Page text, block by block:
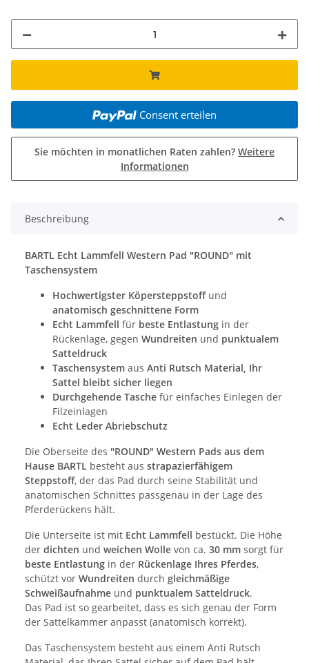
Consent erteilen
Sie möchten in monatlichen Raten zahlen? Weitere
Informationen
Beschreibung
BARTL Echt Lammfell Western Pad "ROUND" mit
Taschensystem
Hochwertigster Köpersteppstoffund
anatomisch geschnittene Form
Echt Lammfell für beste Entlastung in der
Rückenlage, gegen Wundreiten und punktualem
Satteldruck
Taschensystem aus Anti Rutsch Material, Ihr
Sattel bleibt sicher liegen
Durchgehende Tasche für einfaches Einlegen der
Filzeinlagen
Echt Leder Abriebschutz
Die Oberseite des "ROUND" Western Pads aus dem
Hause BARTL besteht aus strapazierfähigem
Steppstoff, der das Pad durch seine Stabilität und
anatomischen Schnittes passgenau in der Lage des
Pferderückens hält.
Die Unterseite ist mit Echt Lammfell bestückt. Die Höhe
der dichten und weichen Wolle von ca. 30 mm sorgt für
beste Entlastung in der Rückenlage Ihres Pferdes,
schützt vor Wundreiten durch gleichmäßige
Schweißaufnahme und punktualem Satteldruck.
Das Pad ist so gearbeitet, dass es sich genau der Form
der Sattelkammer anpasst (anatomisch korrekt).
Das Taschensystem besteht aus einem Anti Rutsch